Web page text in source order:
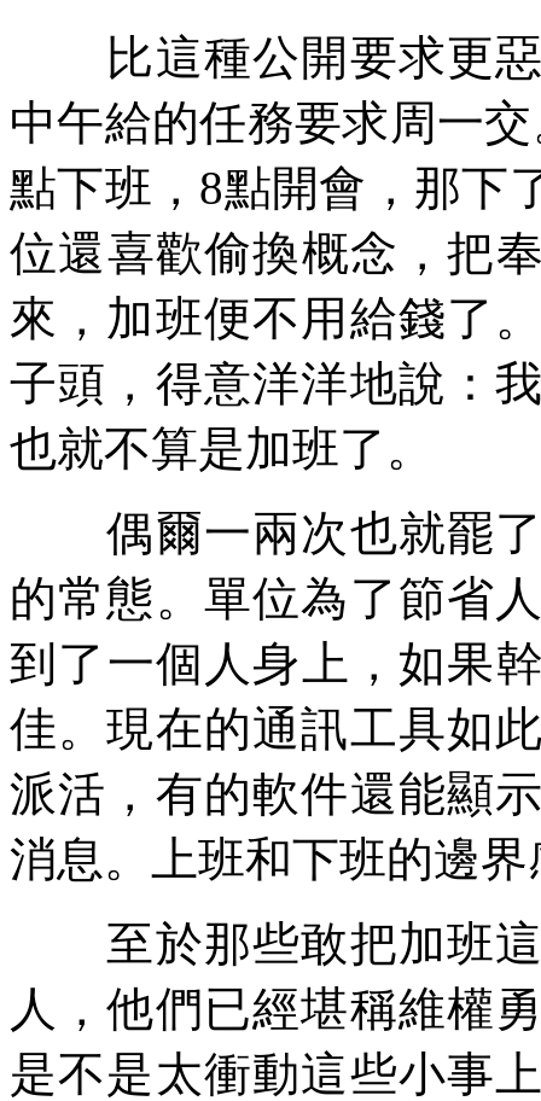
比這種公開要求更惡
中午給的任務要求周一
點下班，8點開會，那下
位還喜歡偷換概念，把
來，加班便不用給錢了
子頭，得意洋洋地說：
也就不算是加班了。
偶爾一兩次也就罷了
的常態。單位為了節省
到了一個人身上，如果
佳。現在的通訊工具如
派活，有的軟件還能顯
消息。上班和下班的邊
至於那些敢把加班這
人，他們已經堪稱維權
是不是太衝動這些小事